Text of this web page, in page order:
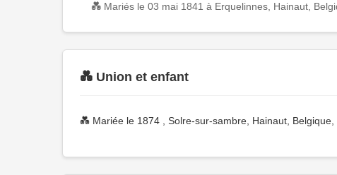
💑 Mariés le 03 mai 1841 à Erquelinnes, Hainaut,
💑 Union et enfant
💑 Mariée le 1874 , Solre-sur-sambre, Hainaut, Belgique,